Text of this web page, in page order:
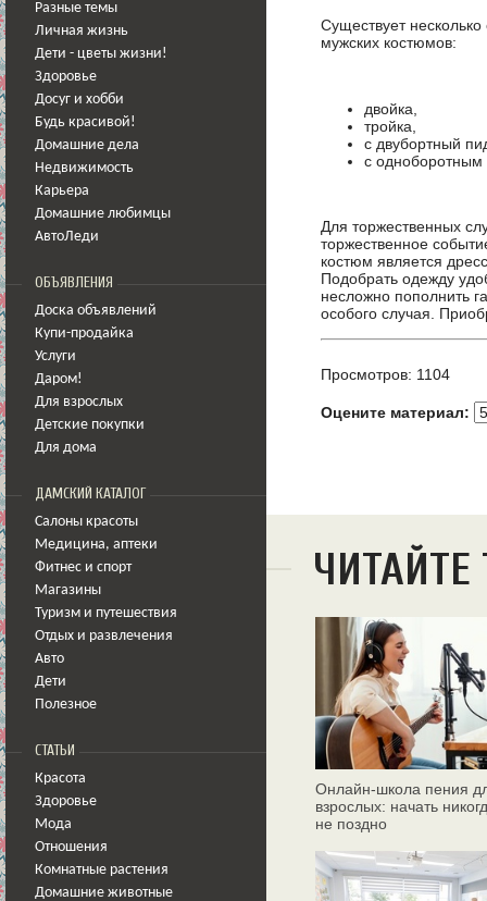
Разные темы
Личная жизнь
Дети - цветы жизни!
Здоровье
Досуг и хобби
Будь красивой!
Домашние дела
Недвижимость
Карьера
Домашние любимцы
АвтоЛеди
ОБЪЯВЛЕНИЯ
Доска объявлений
Купи-продайка
Услуги
Даром!
Для взрослых
Детские покупки
Для дома
ДАМСКИЙ КАТАЛОГ
Салоны красоты
Медицина, аптеки
Фитнес и спорт
Магазины
Туризм и путешествия
Отдых и развлечения
Авто
Дети
Полезное
СТАТЬИ
Красота
Здоровье
Мода
Отношения
Комнатные растения
Домашние животные
Существует
мужских костюмов:
двойка,
тройка,
с двубортный
с
Для торжественных
торжественное
костюм является
Подобрать одежду
несложно пополнить
особого случая.
Просмотров: 1104
Оцените материал:
Онлайн‑школа пения
взрослых: начать
не поздно